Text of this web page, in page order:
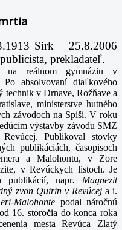
Sirk – 25.8.2006
prekladateľ.
na reálnom gymnáziu v
Po absolvovaní diaľkového
technik v Drnave, Rožňave a
ministerstve hutného
závodoch na Spiši. V roku
výstavby závodu SMZ
Publikoval stovky
publikáciách, časopisoch
a Malohontu, v Zore
v Revúckych listoch. Je
publikácií, napr. Magnezit
zvon Quirin v Revúcej a i.
Malohonte podal náročnú
16. storočia do konca roka
mesta Revúca Zlatý